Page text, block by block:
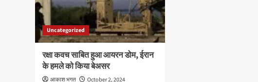
करें
Uncategorized
रक्षा कवच साबित हुआ आयरन डोम, ईरान
के हमले को किया बेअसर
आकाश भगत
October 2, 2024